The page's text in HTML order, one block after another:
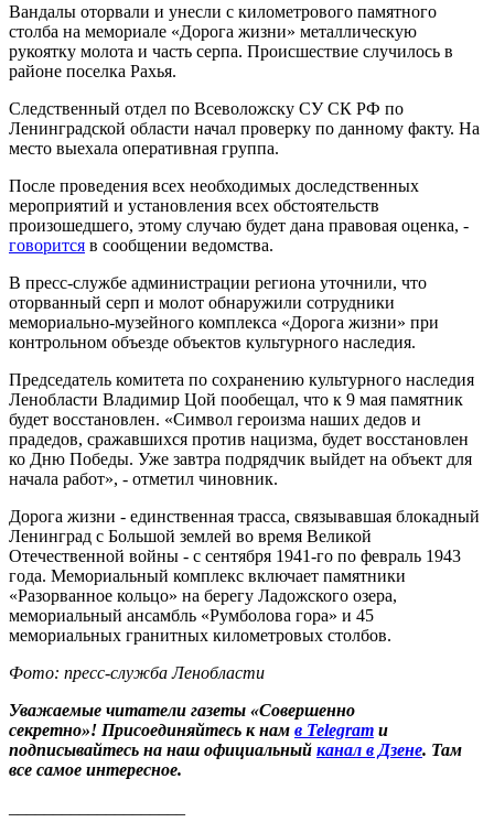
Вандалы оторвали и унесли с километрового памятного
столба на мемориале «Дорога жизни» металлическую
рукоятку молота и часть серпа. Происшествие случилось в
районе поселка Рахья.
Следственный отдел по Всеволожску СУ СК РФ по
Ленинградской области начал проверку по данному факту. На
место выехала оперативная группа.
После проведения всех необходимых доследственных
мероприятий и установления всех обстоятельств
произошедшего, этому случаю будет дана правовая оценка, -
говорится в сообщении ведомства.
В пресс-службе администрации региона уточнили, что
оторванный серп и молот обнаружили сотрудники
мемориально-музейного комплекса «Дорога жизни» при
контрольном объезде объектов культурного наследия.
Председатель комитета по сохранению культурного наследия
Ленобласти Владимир Цой пообещал, что к 9 мая памятник
будет восстановлен. «Символ героизма наших дедов и
прадедов, сражавшихся против нацизма, будет восстановлен
ко Дню Победы. Уже завтра подрядчик выйдет на объект для
начала работ», - отметил чиновник.
Дорога жизни - единственная трасса, связывавшая блокадный
Ленинград с Большой землей во время Великой
Отечественной войны - с сентября 1941-го по февраль 1943
года. Мемориальный комплекс включает памятники
«Разорванное кольцо» на берегу Ладожского озера,
мемориальный ансамбль «Румболова гора» и 45
мемориальных гранитных километровых столбов.
Фото: пресс-служба Ленобласти
Уважаемые читатели газеты «Совершенно
секретно»! Присоединяйтесь к нам в Telegram и
подписывайтесь на наш официальный канал в Дзене. Там
все самое интересное.